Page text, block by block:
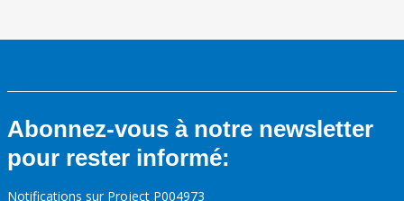
Abonnez-vous à notre newsletter
pour rester informé:
Notifications sur Project P004973